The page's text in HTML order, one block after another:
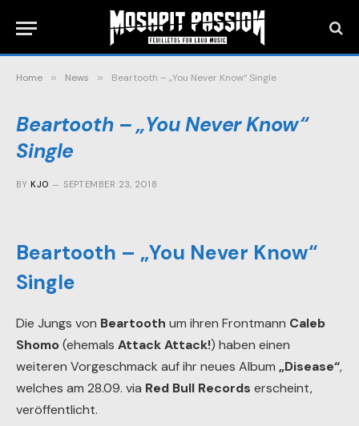
Home » News » Beartooth – „You Never Know“ Single
Beartooth – „You Never Know“
Single
BY KJO SEPTEMBER 23, 2018
Beartooth – „You Never Know“
Single
Die Jungs von Beartooth um ihren Frontmann Caleb
Shomo (ehemals Attack Attack!) haben einen
weiteren Vorgeschmack auf ihr neues Album „Disease“,
welches am 28.09. via Red Bull Records erscheint,
veröffentlicht.